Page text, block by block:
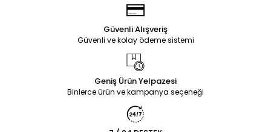
Güvenli Alışveriş
Güvenli ve kolay ödeme sistemi
Geniş Ürün Yelpazesi
Binlerce ürün ve kampanya seçeneği